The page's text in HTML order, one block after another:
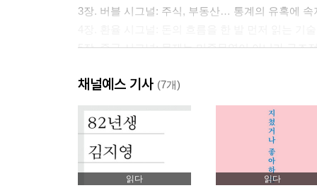
3장. 버블 시그널: 주식, 부동산… 통계의 유혹에 속
5장. 중국 시그널: 문제는 미중무역이 아니라 구조
7장. 쏠림 시그널: 한국 사회, 지나치게 쏠리면 반드
3부 부의 지각변동에서 승자가 되는 법
1장. 피할 수 없는 미래, 향후 3가지 시나리오
2장. 2020년, 집값을 결정하는 3가지 키워드: 수요,
채널예스 기사 (7개)
읽다 읽다